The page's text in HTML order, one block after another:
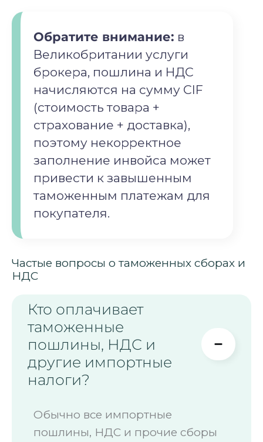
Обратите внимание: в
Великобритании услуги
брокера, пошлина и НДС
начисляются на сумму CIF
(стоимость товара +
страхование + доставка),
поэтому некорректное
заполнение инвойса может
привести к завышенным
таможенным платежам для
покупателя.
Частые вопросы о таможенных сборах и
НДС
Кто оплачивает
таможенные
пошлины, НДС и
другие импортные
налоги?
Обычно все импортные
пошлины, НДС и прочие сборы